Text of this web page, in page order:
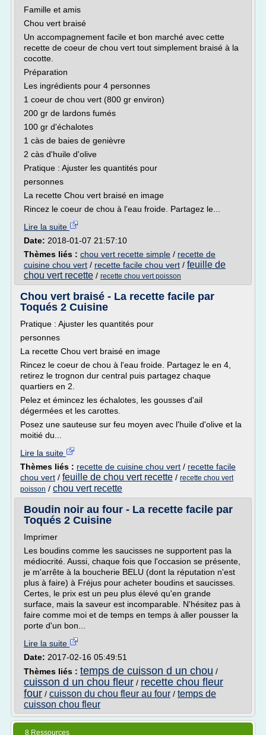
Famille et amis
Chou vert braisé
Un accompagnement facile et bon marché avec cette
recette de coeur de chou vert tout simplement braisé à la
cocotte.
Préparation
Les ingrédients pour 4 personnes
1 coeur de chou vert (800 gr environ)
200 gr de lardons fumés
100 gr d'échalotes
1 càs de baies de genièvre
2 càs d'huile d'olive
Pratique : Ajuster les quantités pour
personnes
La recette Chou vert braisé en image
Rincez le coeur de chou à l'eau froide. Partagez le...
Lire la suite
Date: 2018-01-07 21:57:10
Thèmes liés : chou vert recette simple / recette de
cuisine chou vert / recette facile chou vert / feuille de
chou vert recette / recette chou vert poisson
Chou vert braisé - La recette facile par
Toqués 2 Cuisine
Pratique : Ajuster les quantités pour
personnes
La recette Chou vert braisé en image
Rincez le coeur de chou à l'eau froide. Partagez le en 4,
retirez le trognon dur central puis partagez chaque
quartiers en 2.
Pelez et émincez les échalotes, les gousses d'ail
dégermées et les carottes.
Posez une sauteuse sur feu moyen avec l'huile d'olive et la
moitié du...
Lire la suite
Thèmes liés : recette de cuisine chou vert / recette facile
chou vert / feuille de chou vert recette / recette chou vert
poisson / chou vert recette
Boudin noir au four - La recette facile par
Toqués 2 Cuisine
Imprimer
Les boudins comme les saucisses ne supportent pas la
médiocrité. Aussi, chaque fois que l'occasion se présente,
je m'arrête à la boucherie BELU (dont la réputation n'est
plus à faire) à Fréjus pour acheter boudins et saucisses.
Certes, le prix est un peu plus élevé qu'en grande
surface, mais la saveur est incomparable. N'hésitez pas à
faire comme moi et de temps en temps à aller pousser la
porte d'un bon...
Lire la suite
Date: 2017-02-16 05:49:51
Thèmes liés : temps de cuisson d un chou /
cuisson d un chou fleur / recette chou fleur
four / cuisson du chou fleur au four / temps de
cuisson chou fleur
8 Ressources